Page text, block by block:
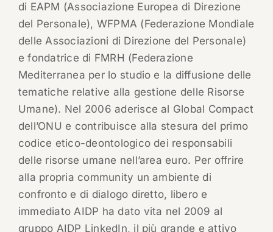
di EAPM (Associazione Europea di Direzione
del Personale), WFPMA (Federazione Mondiale
delle Associazioni di Direzione del Personale)
e fondatrice di FMRH (Federazione
Mediterranea per lo studio e la diffusione delle
tematiche relative alla gestione delle Risorse
Umane). Nel 2006 aderisce al Global Compact
dell’ONU e contribuisce alla stesura del primo
codice etico-deontologico dei responsabili
delle risorse umane nell’area euro. Per offrire
alla propria community un ambiente di
confronto e di dialogo diretto, libero e
immediato AIDP ha dato vita nel 2009 al
gruppo AIDP LinkedIn, il più grande e attivo